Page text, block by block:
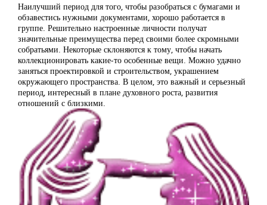
Наилучший период для того, чтобы разобраться с бумагами и
обзавестись нужными документами, хорошо работается в
группе. Решительно настроенные личности получат
значительные преимущества перед своими более скромными
собратьями. Некоторые склоняются к тому, чтобы начать
коллекционировать какие-то особенные вещи. Можно удачно
заняться проектировкой и строительством, украшением
окружающего пространства. В целом, это важный и серьезный
период, интересный в плане духовного роста, развития
отношений с близкими.